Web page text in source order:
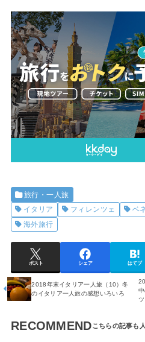
旅行・一人旅
イタリア
フィレンツェ ベ
海外旅行
ポスト シェア はてブ
2018年末イタリア一人旅（10）冬
のイタリア一人旅の感想いろいろ
RECOMMEND